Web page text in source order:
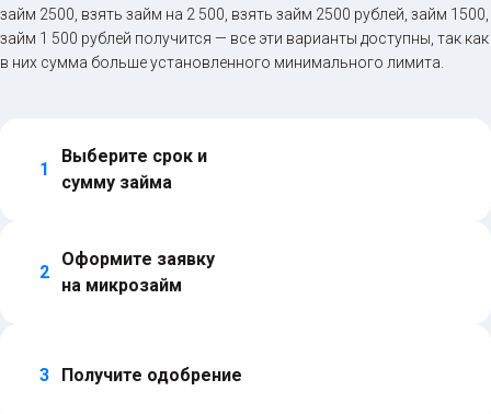
займ 2500, взять займ на 2 500, взять займ 2500 рублей, займ 1500,
займ 1 500 рублей получится — все эти варианты доступны, так как
в них сумма больше установленного минимального лимита.
1
Выберите срок и
сумму займа
2
Оформите заявку
на микрозайм
3 Получите одобрение